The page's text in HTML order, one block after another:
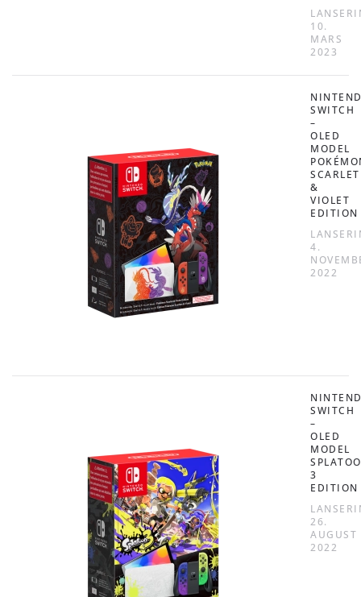
10.
MARS
2023
SWITCH
–
OLED
MODEL
SCARLET
&
VIOLET
EDITION
4.
2022
SWITCH
–
OLED
MODEL
3
EDITION
26.
AUGUST
2022